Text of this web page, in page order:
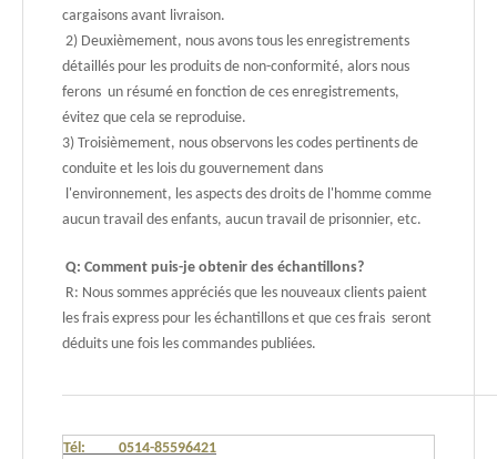
cargaisons avant livraison.
2) Deuxièmement, nous avons tous les enregistrements
détaillés pour les produits de non-conformité, alors nous
ferons un résumé en fonction de ces enregistrements,
évitez que cela se reproduise.
3) Troisièmement, nous observons les codes pertinents de
conduite et les lois du gouvernement dans
l'environnement, les aspects des droits de l'homme comme
aucun travail des enfants, aucun travail de prisonnier, etc.
Q: Comment puis-je obtenir des échantillons?
R: Nous sommes appréciés que les nouveaux clients paient
les frais express pour les échantillons et que ces frais seront
déduits une fois les commandes publiées.
Tél: 0514-85596421